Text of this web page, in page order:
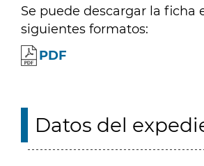
Se puede descargar la ficha
siguientes formatos:
PDF
Datos del